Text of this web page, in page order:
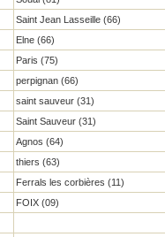
Saint Jean Lasseille (66)
Elne (66)
Paris (75)
perpignan (66)
saint sauveur (31)
Saint Sauveur (31)
Agnos (64)
thiers (63)
Ferrals les corbières (11)
FOIX (09)